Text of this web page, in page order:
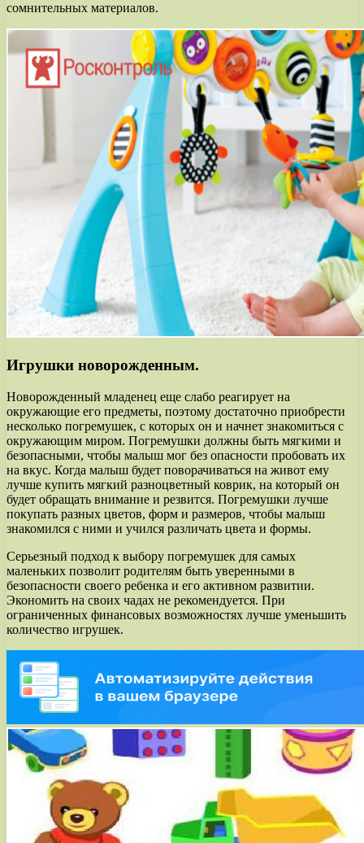
сомнительных материалов.
Игрушки новорожденным.
Новорожденный младенец еще слабо реагирует на
окружающие его предметы, поэтому достаточно приобрести
несколько погремушек, с которых он и начнет знакомиться с
окружающим миром. Погремушки должны быть мягкими и
безопасными, чтобы малыш мог без опасности пробовать их
на вкус. Когда малыш будет поворачиваться на живот ему
лучше купить мягкий разноцветный коврик, на который он
будет обращать внимание и резвится. Погремушки лучше
покупать разных цветов, форм и размеров, чтобы малыш
знакомился с ними и учился различать цвета и формы.
Серьезный подход к выбору погремушек для самых
маленьких позволит родителям быть уверенными в
безопасности своего ребенка и его активном развитии.
Экономить на своих чадах не рекомендуется. При
ограниченных финансовых возможностях лучше уменьшить
количество игрушек.